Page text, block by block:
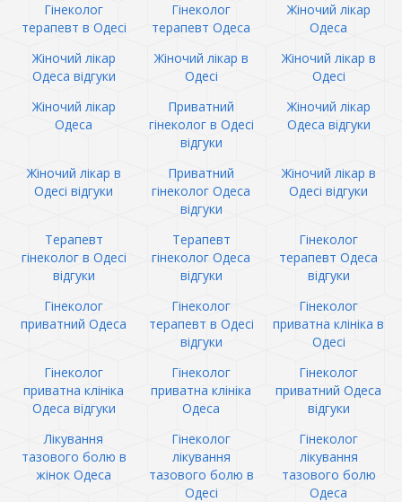
Гінеколог
терапевт в Одесі
Гінеколог
терапевт Одеса
Жіночий лікар
Одеса
Жіночий лікар
Одеса відгуки
Жіночий лікар в
Одесі
Жіночий лікар в
Одесі
Жіночий лікар
Одеса
Приватний
гінеколог в Одесі
відгуки
Жіночий лікар
Одеса відгуки
Жіночий лікар в
Одесі відгуки
Приватний
гінеколог Одеса
відгуки
Жіночий лікар в
Одесі відгуки
Терапевт
гінеколог в Одесі
відгуки
Терапевт
гінеколог Одеса
відгуки
Гінеколог
терапевт Одеса
відгуки
Гінеколог
приватний Одеса
Гінеколог
терапевт в Одесі
відгуки
Гінеколог
приватна клініка в
Одесі
Гінеколог
приватна клініка
Одеса відгуки
Гінеколог
приватна клініка
Одеса
Гінеколог
приватний Одеса
відгуки
Лікування
тазового болю в
жінок Одеса
Гінеколог
лікування
тазового болю в
Одесі
Гінеколог
лікування
тазового болю
Одеса